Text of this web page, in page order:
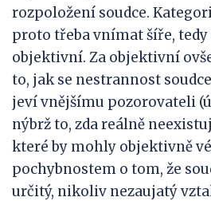
rozpoložení soudce.
proto třeba vnímat šíře,
objektivní. Za objektivní
to, jak se nestrannost
jeví vnějšímu pozorovateli
nýbrž to, zda reálně
které by mohly objektivně
pochybnostem o tom, že
určitý, nikoliv nezaujatý